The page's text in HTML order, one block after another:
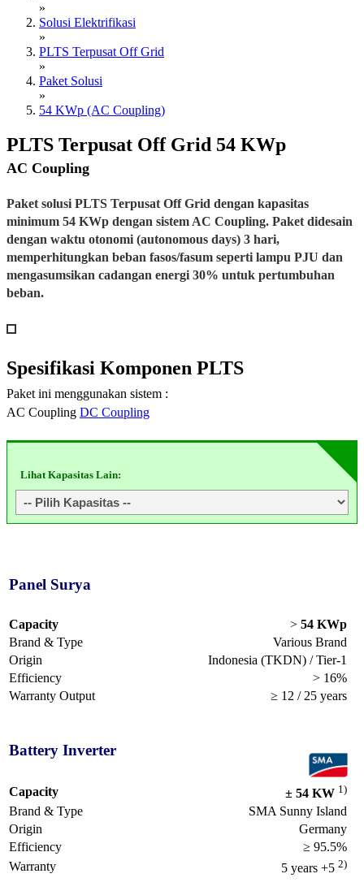
»
Solusi Elektrifikasi
»
PLTS Terpusat Off Grid
»
Paket Solusi
»
54 KWp (AC Coupling)
PLTS Terpusat Off Grid 54 KWp
AC Coupling
Paket solusi PLTS Terpusat Off Grid dengan kapasitas
minimum 54 KWp dengan sistem AC Coupling. Paket didesain
dengan waktu otonomi (autonomous days) 3 hari,
memperhitungkan beban fasos/fasum seperti lampu PJU dan
mengasumsikan cadangan energi 30% untuk pertumbuhan
beban.
Spesifikasi Komponen PLTS
Paket ini menggunakan sistem :
AC Coupling DC Coupling
Lihat Kapasitas Lain:
Panel Surya
Capacity > 54 KWp
Brand & Type
Various Brand
Origin
Indonesia (TKDN) / Tier-1
Efficiency
> 16%
Warranty Output
≥ 12 / 25 years
Battery Inverter
Capacity ± 54 KW 1)
Brand & Type
SMA Sunny Island
Origin
Germany
Efficiency
≥ 95.5%
Warranty
5 years +5 2)